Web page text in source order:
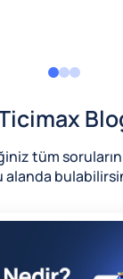
tüm soruların
alanda